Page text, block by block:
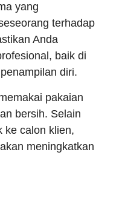
yang
terhadap
Anda
baik di
diri.
pakaian
bersih. Selain
ke calon klien,
meningkatkan